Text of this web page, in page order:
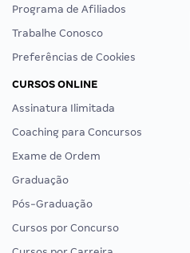
Programa de Afiliados
Trabalhe Conosco
Preferências de Cookies
CURSOS ONLINE
Assinatura Ilimitada
Coaching para Concursos
Exame de Ordem
Graduação
Pós-Graduação
Cursos por Concurso